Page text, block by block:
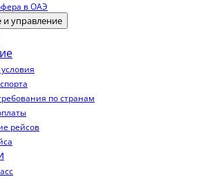
в ОАЭ
управление
по странам
рейсов